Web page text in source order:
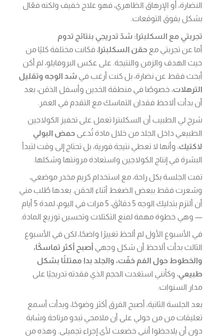
النضارة، أو الإرهاق الظاهري، فهو علاج خفيف ولكنه فعّال
بشكل يفوق التوقعات.
تجربتي مع السكلبترا: شدّ تدريجي بنتائج تدوم
أما عن تجربتي مع حقن السكلبترا، فكانت مختلفة كليًا من
حيث الهدف والزمن والنتيجة. على عكس البروفايلو، لم أكن
أبحث فقط عن نضارة، بل كنت أرغب في شد الوجه وتقليل
الترهلات، خصوصًا في منطقة الخدين وأسفل الذقن، بعد
أن بدأت ألاحظ فقدان التماسك مع التقدم في العمر.
شرح لي الطبيب أن السكلبترا تعمل على تحفيز الكولاجين
الطبيعي داخل الجلد من خلال مادة تُدعى حمض البولي
لاكتيك، وأنها لا تعطي نتيجة فورية، بل تحتاج إلى وقت لتبدأ
البشرة في إنتاج الكولاجين واستعادة مرونتها وشكلها.
تمت الجلسة بكل راحة، مع استخدام كريم مخدر موضعي،
وشعرت فقط ببعض الضغط أثناء الحقن. بعدها طُلب مني
أن ألتزم بتدليك الوجه 5 دقائق، 5 مرات في اليوم، لمدة 5 أيام
— وهي خطوة مهمة لمنع التكتلات وتحسين توزيع المادة.
في الأسبوع الأول لم ألحظ تغييرًا واضحًا، لكن في الأسبوع
الثالث بدأت ألاحظ أن شكل وجهيأصبح أكثر تماسكًا،
والخطوط حول الفم خفّت، والجلد بدا ممتلئًا بشكل
طبيعي، وكأنني استعَدت الحجم الذي فقدته تدريجيًا على
مدار السنوات.
بعد الجلسة الثانية، أصبح الفرق أكثر وضوحًا، وبدأت أسمع
تعليقات من من حولي على أن ملامحي تبدو مرتاحة وشابة
دون أن يلاحظوا أنني خضعت لأي إجراء تجميلي. وهذه من